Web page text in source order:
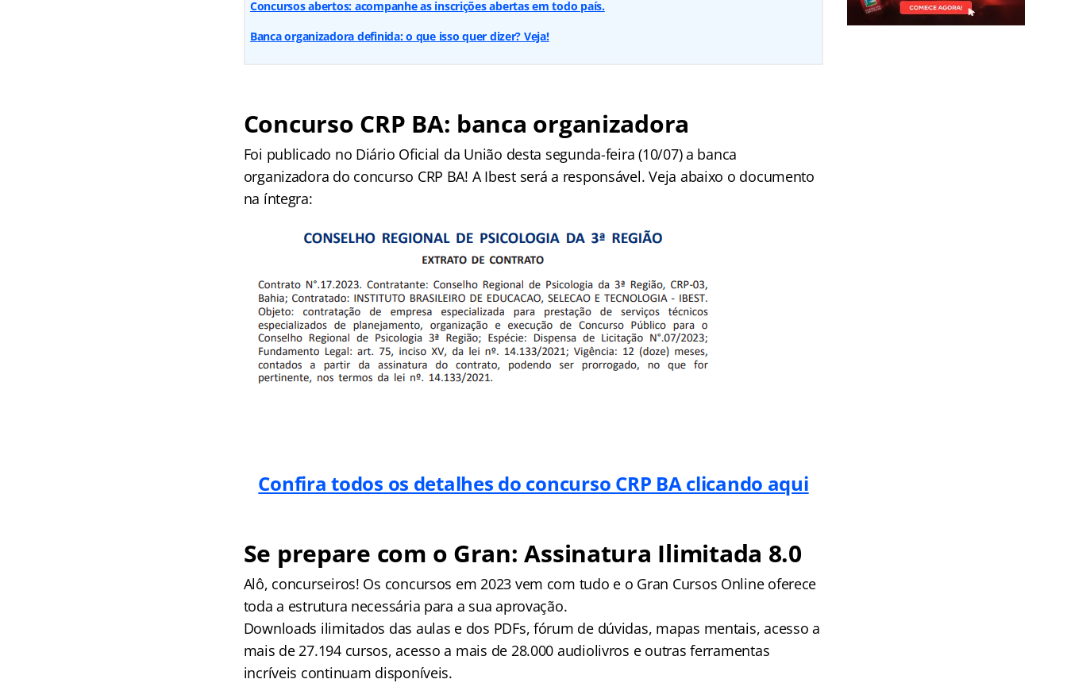
Concursos abertos: acompanhe as inscrições abertas em todo país.
Banca organizadora definida: o que isso quer dizer? Veja!
Concurso CRP BA: banca organizadora
Foi publicado no Diário Oficial da União desta segunda-feira (10/07) a banca
organizadora do concurso CRP BA! A Ibest será a responsável. Veja abaixo o documento
na íntegra:
Confira todos os detalhes do concurso CRP BA clicando aqui
Se prepare com o Gran: Assinatura Ilimitada 8.0
Alô, concurseiros! Os concursos em 2023 vem com tudo e o Gran Cursos Online oferece
toda a estrutura necessária para a sua aprovação.
Downloads ilimitados das aulas e dos PDFs, fórum de dúvidas, mapas mentais, acesso a
mais de 27.194 cursos, acesso a mais de 28.000 audiolivros e outras ferramentas
incríveis continuam disponíveis.